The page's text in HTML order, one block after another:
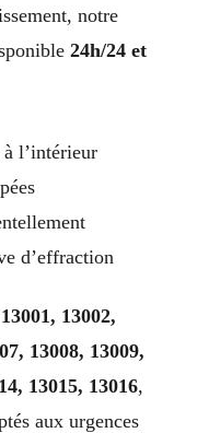
notre
24h/24 et
à l’intérieur
d’effraction
13001, 13002,
13008, 13009,
13015, 13016,
aux urgences